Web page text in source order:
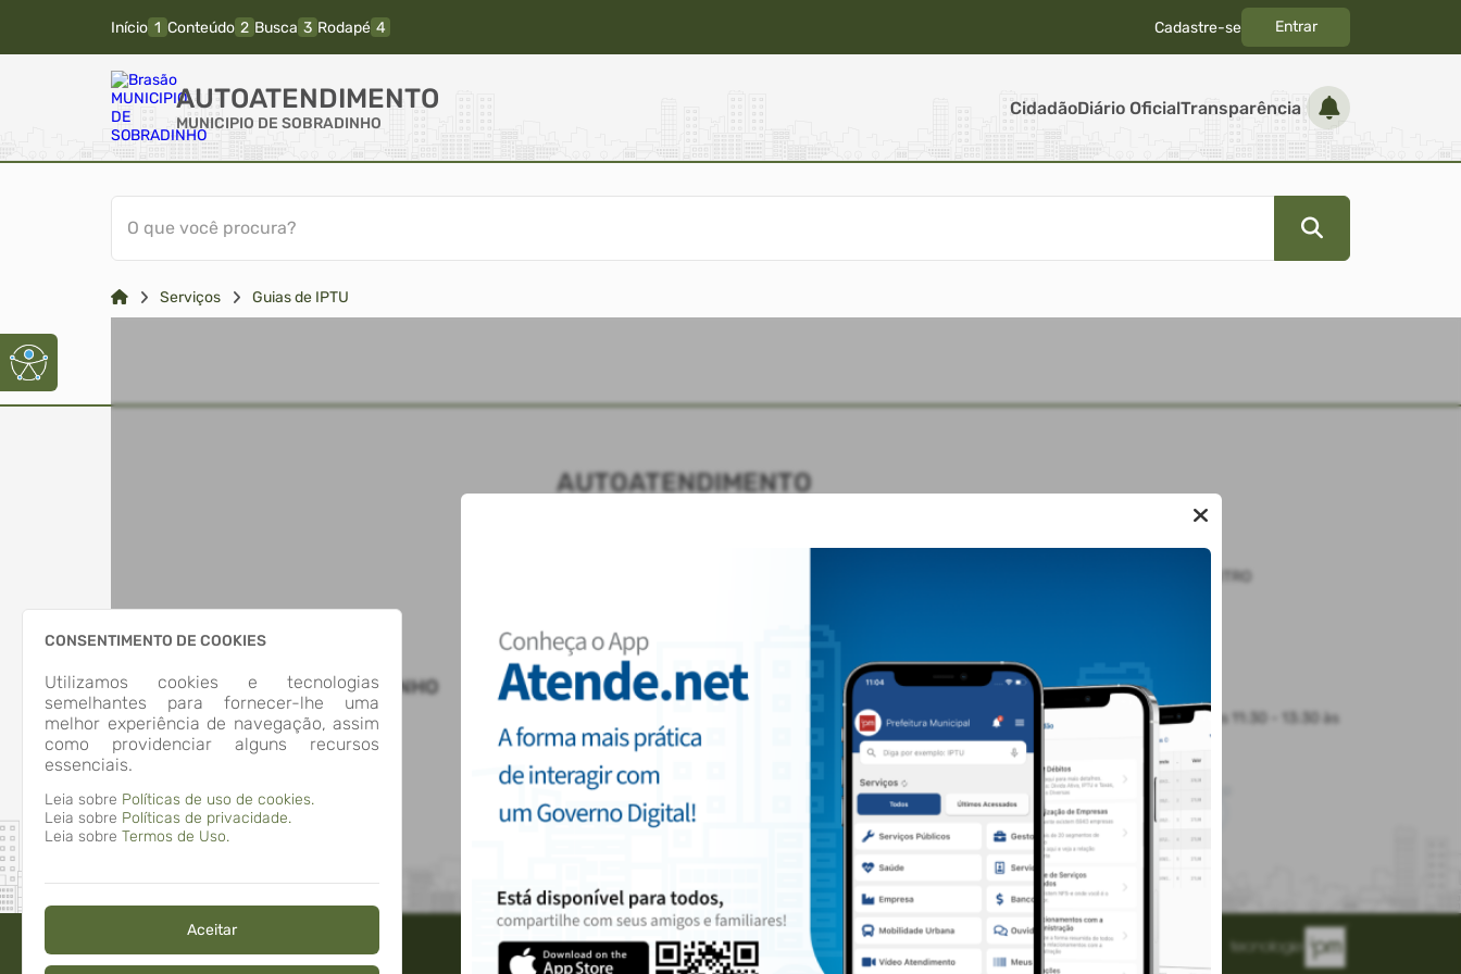
Início Conteúdo Busca Rodapé Cadastre-se Entrar
AUTOATENDIMENTO
MUNICIPIO DE SOBRADINHO
CidadãoDiário OficialTransparência
O que você procura?
Serviços Guias de IPTU
CONSENTIMENTO DE COOKIES
Utilizamos cookies e tecnologias
semelhantes para fornecer-lhe uma
melhor experiência de navegação, assim
como providenciar alguns recursos
essenciais.
Leia sobre Políticas de uso de cookies.
Leia sobre Políticas de privacidade.
Leia sobre Termos de Uso.
Aceitar
MUNICIPIO DE SOBRADINHO
AUTOATENDIMENTO
Transparência
LOCALIZAÇÃO
RUA GENERAL OSORIO, Nº 200, CENTRO
CONTATOS
administracao@sobradinho-rs.com.br
HORÁRIO DE ATENDIMENTO
Segunda-feira a Sexta-feira
8:00 às 11:30 - 13:30 às
17:00
2026 - IPM Sistemas Ltda. Todos os Direitos Reservados.
Termos de Uso|Política de Privacidade